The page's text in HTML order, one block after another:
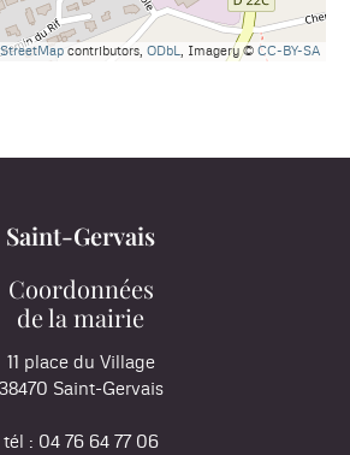
contributors, ODbL, Imagery © CC-BY-SA
Saint-Gervais
Coordonnées
de la mairie
11 place du Village
38470 Saint-Gervais
tél : 04 76 64 77 06